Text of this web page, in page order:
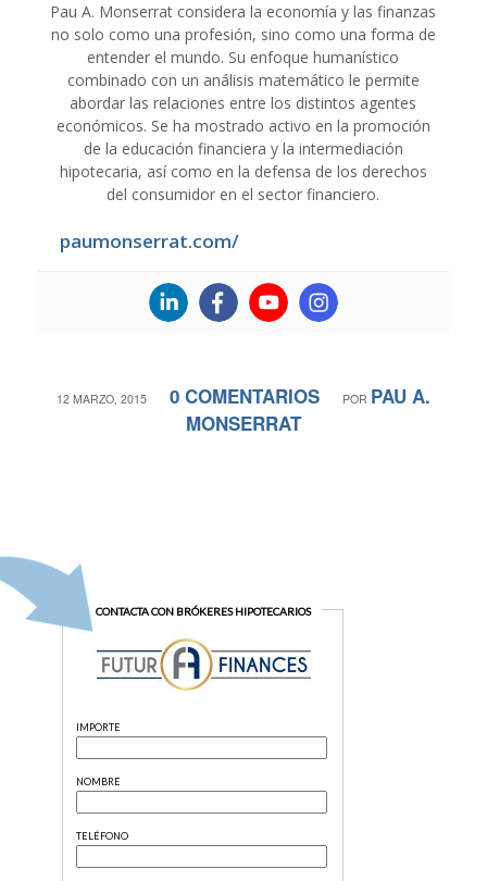
Pau A. Monserrat considera la economía y las finanzas
no solo como una profesión, sino como una forma de
entender el mundo. Su enfoque humanístico
combinado con un análisis matemático le permite
abordar las relaciones entre los distintos agentes
económicos. Se ha mostrado activo en la promoción
de la educación financiera y la intermediación
hipotecaria, así como en la defensa de los derechos
del consumidor en el sector financiero.
paumonserrat.com/
12 MARZO, 2015
/ 0 COMENTARIOS
/ POR PAU A.
MONSERRAT